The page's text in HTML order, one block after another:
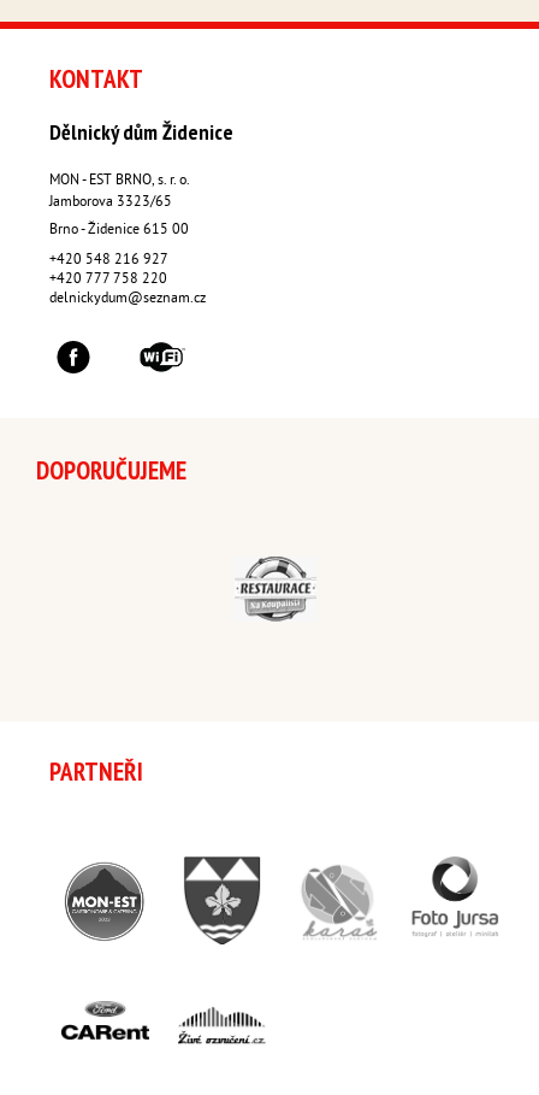
KONTAKT
Dělnický dům Židenice
MON - EST BRNO, s. r. o.
Jamborova 3323/65
Brno - Židenice 615 00
+420 548 216 927
+420 777 758 220
delnickydum@seznam.cz
DOPORUČUJEME
PARTNEŘI